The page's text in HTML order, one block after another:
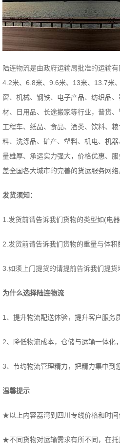
陆连物流是由政府运输局批准的运输
4.2米、6.8米、9.6米、13米、13.7米
窗、机械、钢铁、电子产品、纺织品
材、日用品、长途搬家等行业，普货
工程车、纸品、食品、酒类、饮料、
料、洗涤品、矿产、塑料、机电、机
量雄厚、承运实力强大，价格优惠、
盖全国各大城市的完善的货运服务网络
发货须知：
1.发货前请告诉我们货物的类型如(电
2.发货前请告诉我们货物的重量与体积
3.如须上门提货的请提前告诉我们提货
为什么选择陆连物流
1、提升物流配送体验，提升客户服务
2、降低物流成本，仓储与运输一体化
3、节约物流管理精力，把精力集中到
温馨提示
★以上内容荔湾到四川专线价格和时间
★不同货物对运输需求有所不同，在托